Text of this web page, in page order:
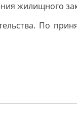
жилищного
По